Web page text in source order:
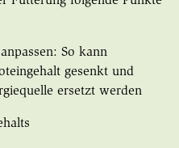
So kann
gesenkt und
ersetzt werden